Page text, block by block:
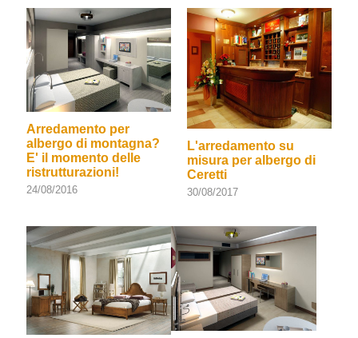
Arredamento per
albergo di montagna?
E' il momento delle
ristrutturazioni!
24/08/2016
L'arredamento su
misura per albergo di
Ceretti
30/08/2017